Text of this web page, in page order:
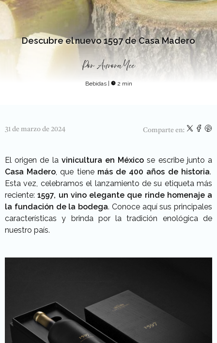
Descubre el nuevo 1597 de Casa Madero
Por Aurora Yee
Bebidas | 2 min
31 de marzo de 2024 Comparte en:
El origen de la vinicultura en México se escribe junto a
Casa Madero , que tiene más de 400 años de historia.
Esta vez, celebramos el lanzamiento de su etiqueta más
reciente:1597, un vino elegante que rinde homenaje a
la fundación de la bodega. Conoce aquí sus principales
características y brinda por la tradición enológica de
nuestro país.